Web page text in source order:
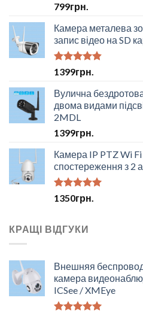
799грн.
Камера металева
запис відео на SD
Оцінено в
з 5
1399грн.
Вулична
двома видами
2MDL
1399грн.
Камера IP PTZ Wi Fi
спостереження з 2
Оцінено в
з 5
1350грн.
КРАЩІ ВІДГУКИ
Внешняя
камера
ICSee / XMEye